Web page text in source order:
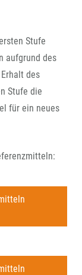
Stufe
aufgrund des
des
Stufe die
für ein neues